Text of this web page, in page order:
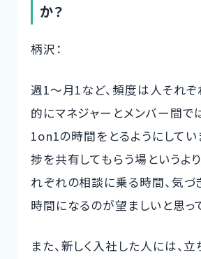
か？
柄沢：
週1〜月1など、頻度は人それぞ
的にマネジャーとメンバー間で
1on1の時間をとるようにしてい
捗を共有してもらう場というよ
れぞれの相談に乗る時間、気づ
時間になるのが望ましいと思っ
また、新しく入社した人には、